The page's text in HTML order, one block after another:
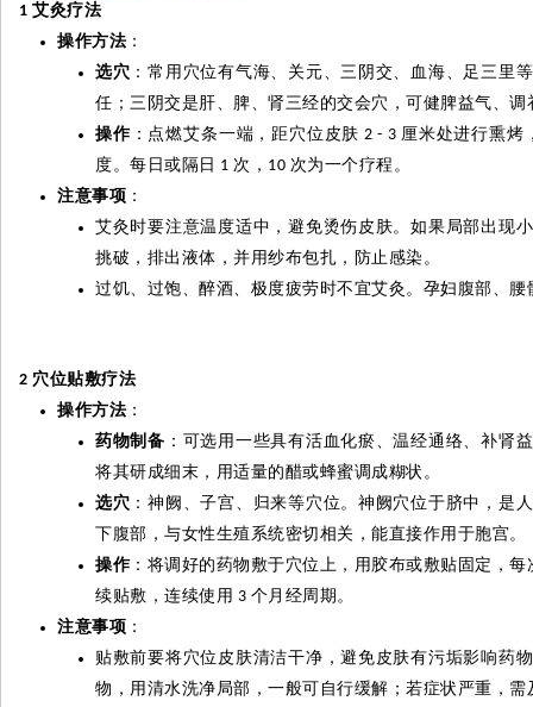
1 艾灸疗法
操作方法 ：
选穴 ：常用穴位有气海、关元、三阴交、血海、足三里
任；三阴交是肝、脾、肾三经的交会穴，可健脾益气、
操作：点燃艾条一端，距穴位皮肤 2 - 3 厘米处进行熏烤
度。每日或隔日 1 次， 10 次为一个疗程。
注意事项 ：
艾灸时要注意温度适中，避免烫伤皮肤。如果局部出现
挑破，排出液体，并用纱布包扎，防止感染。
过饥、过饱、醉酒、极度疲劳时不宜艾灸。孕妇腹部、腰
2 穴位贴敷疗法
操作方法 ：
药物制备 ：可选用一些具有活血化瘀、温经通络、补肾
将其研成细末，用适量的醋或蜂蜜调成糊状。
选穴 ：神阙、子宫、归来等穴位。神阙穴位于脐中，是
下腹部，与女性生殖系统密切相关，能直接作用于胞宫。
操作：将调好的药物敷于穴位上，用胶布或敷贴固定，每
续贴敷，连续使用 3 个月经周期。
注意事项 ：
贴敷前要将穴位皮肤清洁干净，避免皮肤有污垢影响药
物，用清水洗净局部，一般可自行缓解；若症状严重，需